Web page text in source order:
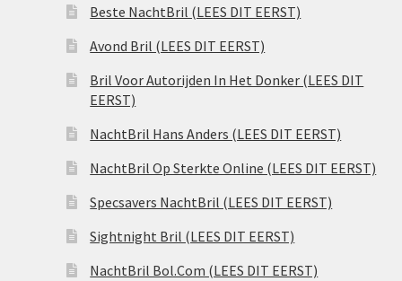
Beste NachtBril (LEES DIT EERST)
Avond Bril (LEES DIT EERST)
Bril Voor Autorijden In Het Donker (LEES DIT
EERST)
NachtBril Hans Anders (LEES DIT EERST)
NachtBril Op Sterkte Online (LEES DIT EERST)
Specsavers NachtBril (LEES DIT EERST)
Sightnight Bril (LEES DIT EERST)
NachtBril Bol.Com (LEES DIT EERST)